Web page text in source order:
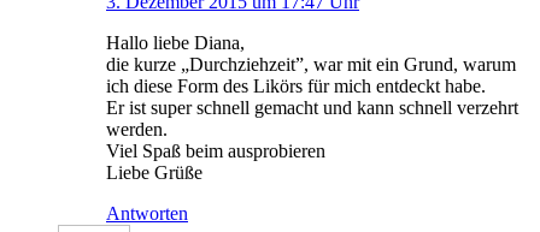
Hal­lo lie­be Diana,
die kur­ze „Durch­zieh­zeit”, war mit ein Grund, war­um
ich die­se Form des Likörs für mich ent­deckt habe.
Er ist super schnell gemacht und kann schnell ver­zehrt
werden.
Viel Spaß beim ausprobieren
Lie­be Grüße
Antworten